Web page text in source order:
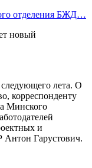
отделения БЖД…
следующего лета. О
корреспонденту
Минского
и
Гарустович.